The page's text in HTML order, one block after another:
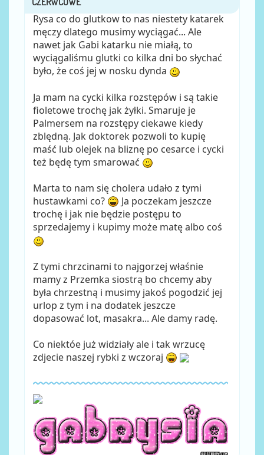
Rysa co do glutkow to nas niestety katarek
męczy dlatego musimy wyciągać... Ale
nawet jak Gabi katarku nie miałą, to
wyciągaliśmu glutki co kilka dni bo słychać
było, że coś jej w nosku dynda
Ja mam na cycki kilka rozstępów i są takie
fioletowe trochę jak żyłki. Smaruje je
Palmersem na rozstępy ciekawe kiedy
zblędną. Jak doktorek pozwoli to kupię
maść lub olejek na bliznę po cesarce i cycki
też będę tym smarować
Marta to nam się cholera udało z tymi
hustawkami co?
Ja poczekam jeszcze
trochę i jak nie będzie postępu to
sprzedajemy i kupimy może matę albo coś
Z tymi chrzcinami to najgorzej właśnie
mamy z Przemka siostrą bo chcemy aby
była chrzestną i musimy jakoś pogodzić jej
urlop z tym i na dodatek jeszcze
dopasować lot, masakra... Ale damy radę.
Co niektóe już widziały ale i tak wrzucę
zdjecie naszej rybki z wczoraj